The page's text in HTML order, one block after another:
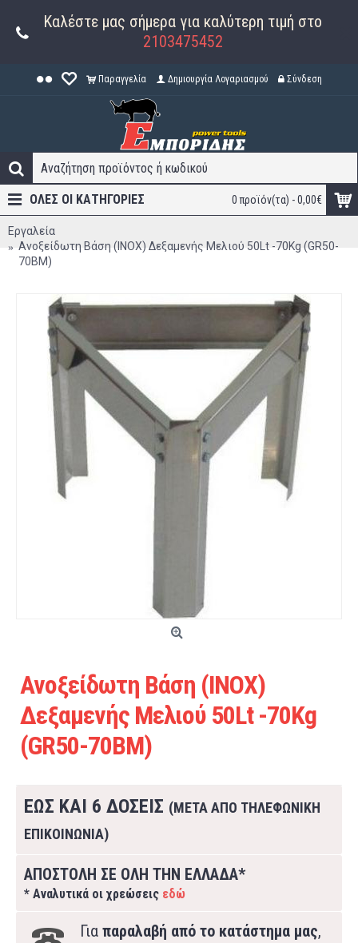
Καλέστε μας σήμερα για καλύτερη τιμή στο
2103475452
Παραγγελία Δημιουργία Λογαριασμού Σύνδεση
0 προϊόν(τα) - 0,00€
ΟΛΕΣ ΟΙ ΚΑΤΗΓΟΡΊΕΣ
Εργαλεία
Ανοξείδωτη Βάση (INOX) Δεξαμενής Μελιού 50Lt -70Kg (GR50-
70ΒM)
Ανοξείδωτη Βάση (INOX)
Δεξαμενής Μελιού 50Lt -70Kg
(GR50-70ΒM)
ΕΩΣ ΚΑΙ 6 ΔΟΣΕΙΣ (ΜΕΤΑ ΑΠΟ ΤΗΛΕΦΩΝΙΚΗ
ΕΠΙΚΟΙΝΩΝΙΑ)
ΑΠΟΣΤΟΛΗ ΣΕ ΟΛΗ ΤΗΝ ΕΛΛΑΔΑ*
* Αναλυτικά οι χρεώσεις εδώ
Για παραλαβή από το κατάστημα μας,